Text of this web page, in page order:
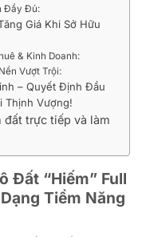
Đầy Đủ:
Giá Khi Sở Hữu
& Kinh Doanh:
Vượt Trội:
– Quyết Định Đầu
Thịnh Vượng!
trực tiếp và làm
Đất “Hiếm” Full
Tiềm Năng